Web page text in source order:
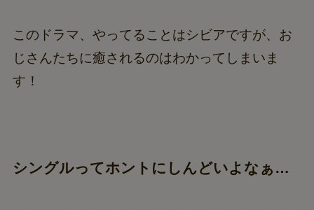
このドラマ、やってることはシビアですが、お
じさんたちに癒されるのはわかってしまいま
す！
シングルってホントにしんどいよなぁ…